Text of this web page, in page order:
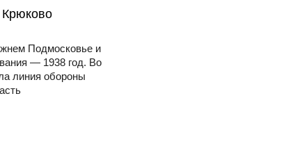
Крюково
Подмосковье и
— 1938 год. Во
линия обороны